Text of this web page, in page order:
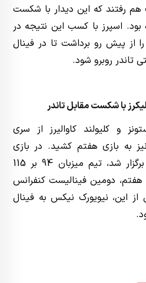
رفتند که این دیدار با شکست
همراه بود. اسپرز با کسب این نتیجه در
سوتا را از پیش رو برداشت تا در فینال
تاندر روبرو شود.
و کلیولند کاوالیرز از سری
به بازی هفتم کشید. در بازی
ششم که امروز در کلیولند برگزار شد، تیم میزبان 94 بر 115
دومین فینالیست کنفرانس
این، نیویورک نیکس به فینال